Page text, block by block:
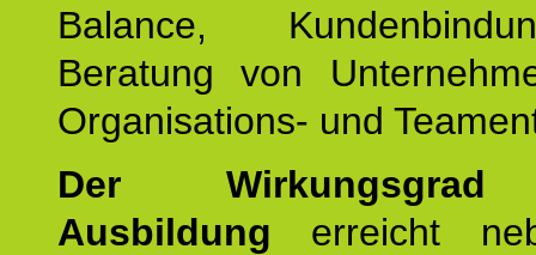
Balance,
Beratung von
Organisations- und
Der
Ausbildung erreicht